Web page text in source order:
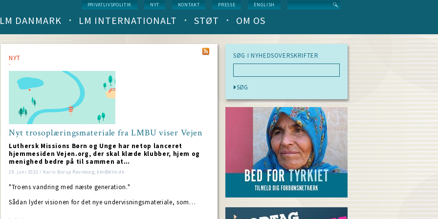
Service
menu
PRIVATLIVSPOLITIK NYT KONTAKT PRESSE ENGLISH
Main
(level
1)
LM DANMARK LM INTERNATIONALT STØT OM OS
NYT
Nyt trosoplæringsmateriale fra LMBU viser Vejen
Luthersk Missions Børn og Unge har netop lanceret
hjemmesiden Vejen.org, der skal klæde klubber, hjem og
menighed bedre på til sammen at…
29. juni 2022 / Karin Borup Ravnborg; kbr@dlm.dk
"Troens vandring med næste generation."
Sådan lyder visionen for det nye undervisningsmateriale, som…
SØG I NYHEDSOVERSKRIFTER